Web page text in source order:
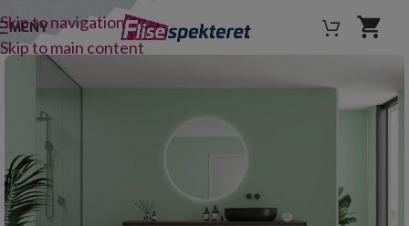
Skip to navigation
Skip to main content
MENY